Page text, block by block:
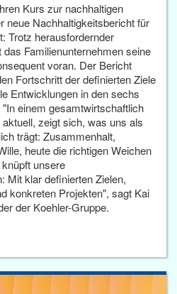
Kurs zur nachhaltigen
neue Nachhaltigkeitsbericht für
Trotz herausfordernder
Familienunternehmen seine
voran. Der Bericht
Fortschritt der definierten Ziele
Entwicklungen in den sechs
einem gesamtwirtschaftlich
zeigt sich, was uns als
trägt: Zusammenhalt,
heute die richtigen Weichen
unsere
Mit klar definierten Zielen,
konkreten Projekten", sagt Kai
der Koehler-Gruppe.